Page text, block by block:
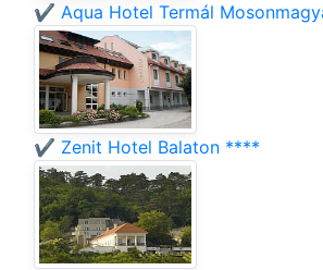
✔️ Aqua Hotel Termál
✔️ Zenit Hotel Balaton ****